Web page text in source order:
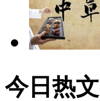
今日热文